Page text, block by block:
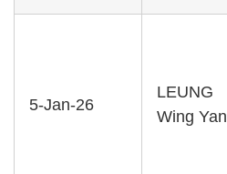
5-Jan-26
LEUNG
Wing Yan